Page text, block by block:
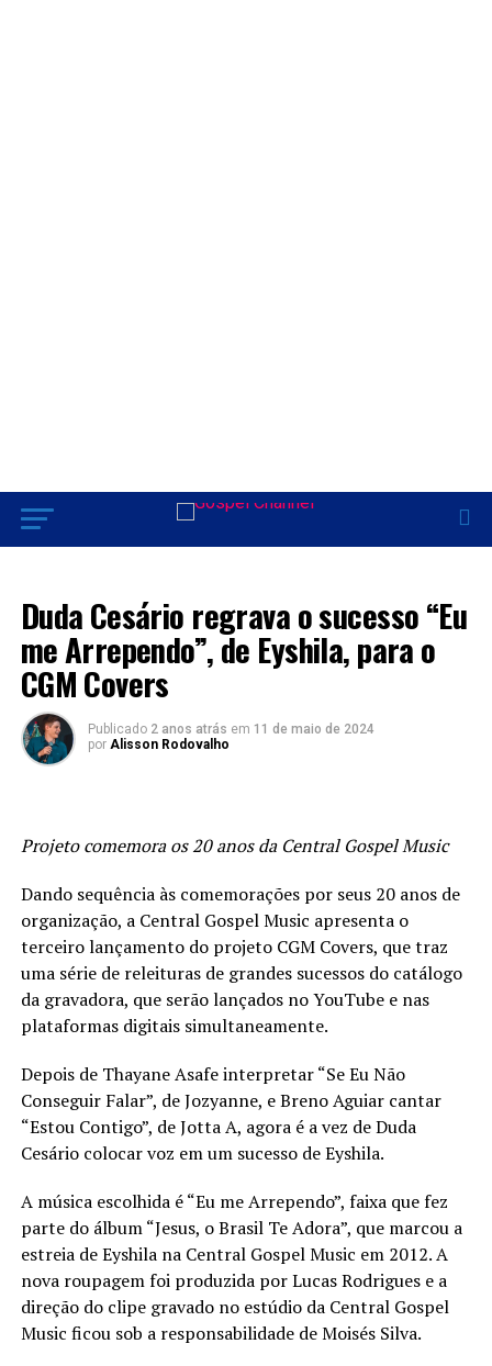
Duda Cesário regrava o sucesso “Eu
me Arrependo”, de Eyshila, para o
CGM Covers
Publicado 2 anos atrás em 11 de maio de 2024
por Alisson Rodovalho
Projeto comemora os 20 anos da Central Gospel Music
Dando sequência às comemorações por seus 20 anos de
organização, a Central Gospel Music apresenta o
terceiro lançamento do projeto CGM Covers, que traz
uma série de releituras de grandes sucessos do catálogo
da gravadora, que serão lançados no YouTube e nas
plataformas digitais simultaneamente.
Depois de Thayane Asafe interpretar “Se Eu Não
Conseguir Falar”, de Jozyanne, e Breno Aguiar cantar
“Estou Contigo”, de Jotta A, agora é a vez de Duda
Cesário colocar voz em um sucesso de Eyshila.
A música escolhida é “Eu me Arrependo”, faixa que fez
parte do álbum “Jesus, o Brasil Te Adora”, que marcou a
estreia de Eyshila na Central Gospel Music em 2012. A
nova roupagem foi produzida por Lucas Rodrigues e a
direção do clipe gravado no estúdio da Central Gospel
Music ficou sob a responsabilidade de Moisés Silva.